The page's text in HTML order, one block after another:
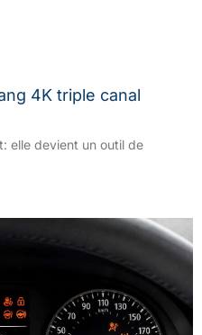
4K triple canal
elle devient un outil de